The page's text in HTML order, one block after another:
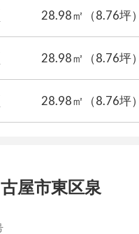
28.98㎡ （8.76坪）
28.98㎡ （8.76坪）
28.98㎡ （8.76坪）
屋市東区泉